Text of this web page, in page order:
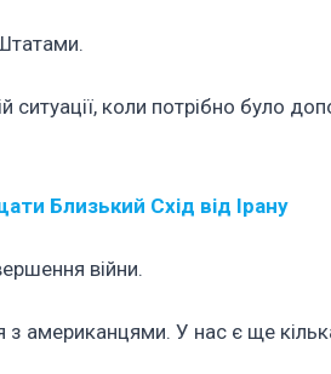
коли потрібно було
Близький Схід від Ірану
війни.
з американцями. У нас є ще